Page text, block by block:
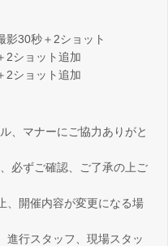
影30秒＋2ショット
2ショット追加
2ショット追加
、マナーにご協力ありがと
必ずご確認、ご了承の上ご
、開催内容が変更になる場
進行スタッフ、現場スタッ